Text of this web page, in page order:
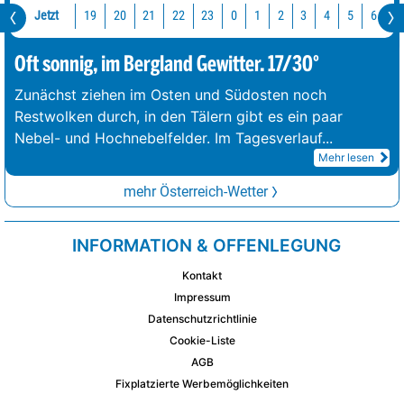
Jetzt 19 20 21 22 23 0 1 2 3 4 5 6 7
Oft sonnig, im Bergland Gewitter. 17/30°
Zunächst ziehen im Osten und Südosten noch
Restwolken durch, in den Tälern gibt es ein paar
Nebel- und Hochnebelfelder. Im Tagesverlauf...
Mehr lesen
mehr Österreich-Wetter
INFORMATION & OFFENLEGUNG
Kontakt
Impressum
Datenschutzrichtlinie
Cookie-Liste
AGB
Fixplatzierte Werbemöglichkeiten